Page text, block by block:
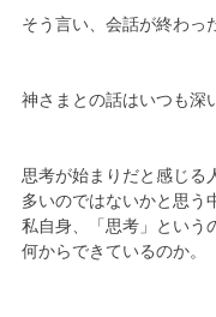
そう言い、会話が終わっ
神さまとの話はいつも深
思考が始まりだと感じる
多いのではないかと思う
私自身、「思考」という
何からできているのか。